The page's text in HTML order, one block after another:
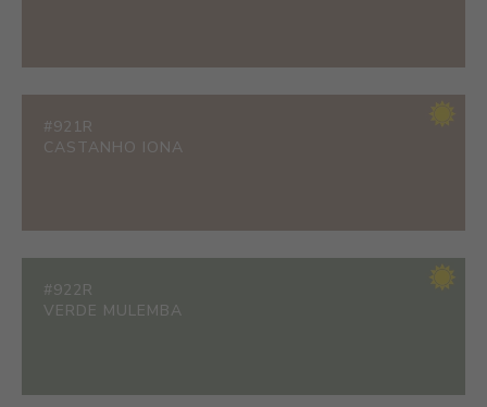
#921R
CASTANHO IONA
#922R
VERDE MULEMBA